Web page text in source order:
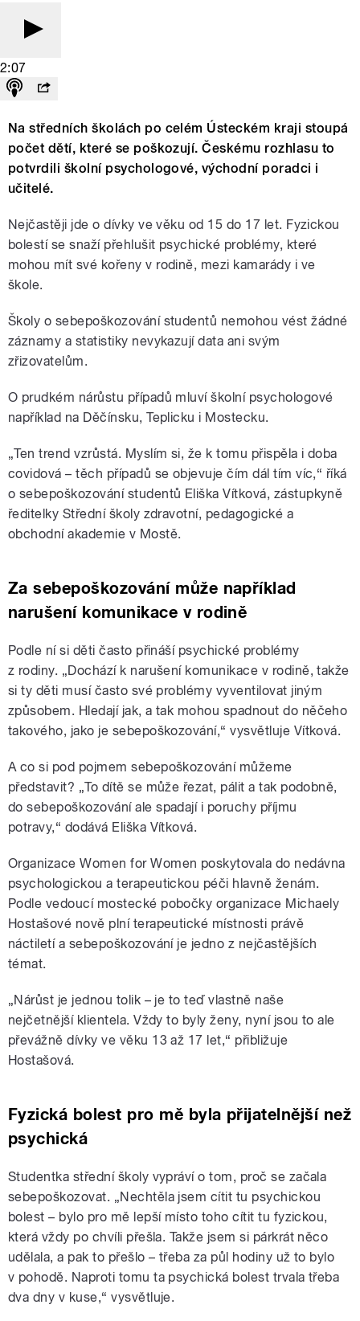
2:07
Na středních školách po celém Ústeckém kraji stoupá
počet dětí, které se poškozují. Českému rozhlasu to
potvrdili školní psychologové, východní poradci i
učitelé.
Nejčastěji jde o dívky ve věku od 15 do 17 let. Fyzickou
bolestí se snaží přehlušit psychické problémy, které
mohou mít své kořeny v rodině, mezi kamarády i ve
škole.
Školy o sebepoškozování studentů nemohou vést žádné
záznamy a statistiky nevykazují data ani svým
zřizovatelům.
O prudkém nárůstu případů mluví školní psychologové
například na Děčínsku, Teplicku i Mostecku.
„Ten trend vzrůstá. Myslím si, že k tomu přispěla i doba
covidová – těch případů se objevuje čím dál tím víc,“ říká
o sebepoškozování studentů Eliška Vítková, zástupkyně
ředitelky Střední školy zdravotní, pedagogické a
obchodní akademie v Mostě.
Za sebepoškozování může například
narušení komunikace v rodině
Podle ní si děti často přináší psychické problémy
z rodiny. „Dochází k narušení komunikace v rodině, takže
si ty děti musí často své problémy vyventilovat jiným
způsobem. Hledají jak, a tak mohou spadnout do něčeho
takového, jako je sebepoškozování,“ vysvětluje Vítková.
A co si pod pojmem sebepoškozování můžeme
představit? „To dítě se může řezat, pálit a tak podobně,
do sebepoškozování ale spadají i poruchy příjmu
potravy,“ dodává Eliška Vítková.
Organizace Women for Women poskytovala do nedávna
psychologickou a terapeutickou péči hlavně ženám.
Podle vedoucí mostecké pobočky organizace Michaely
Hostašové nově plní terapeutické místnosti právě
náctiletí a sebepoškozování je jedno z nejčastějších
témat.
„Nárůst je jednou tolik – je to teď vlastně naše
nejčetnější klientela. Vždy to byly ženy, nyní jsou to ale
převážně dívky ve věku 13 až 17 let,“ přibližuje
Hostašová.
Fyzická bolest pro mě byla přijatelnější než
psychická
Studentka střední školy vypráví o tom, proč se začala
sebepoškozovat. „Nechtěla jsem cítit tu psychickou
bolest – bylo pro mě lepší místo toho cítit tu fyzickou,
která vždy po chvíli přešla. Takže jsem si párkrát něco
udělala, a pak to přešlo – třeba za půl hodiny už to bylo
v pohodě. Naproti tomu ta psychická bolest trvala třeba
dva dny v kuse,“ vysvětluje.